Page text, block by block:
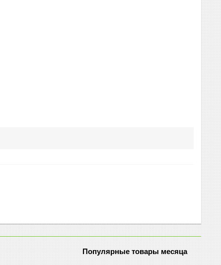
Популярные товары месяца